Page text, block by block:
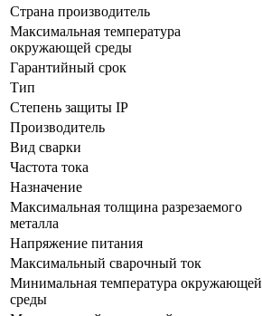
Страна производитель
Максимальная температура
окружающей среды
Гарантийный срок
Тип
Степень защиты IP
Производитель
Вид сварки
Частота тока
Назначение
Максимальная толщина разрезаемого
металла
Напряжение питания
Максимальный сварочный ток
Минимальная температура окружающей
среды